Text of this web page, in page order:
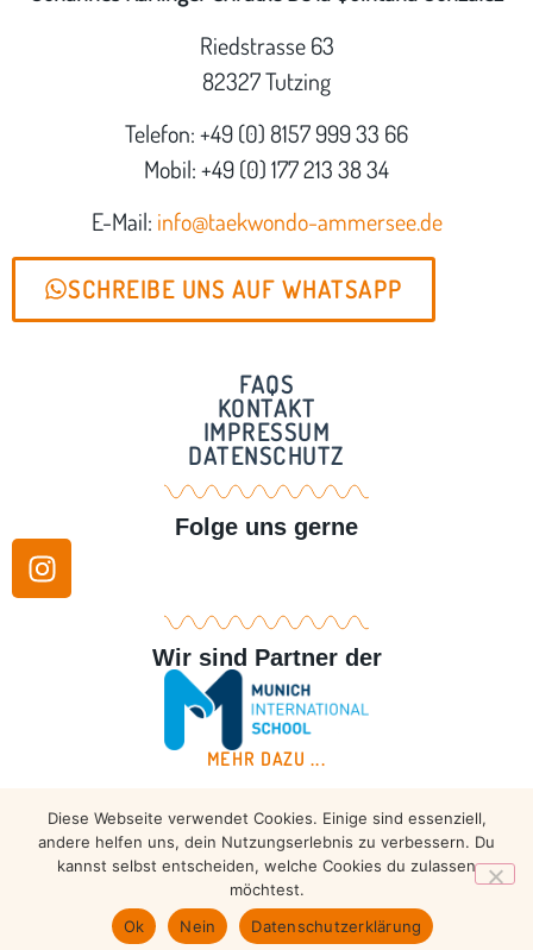
Riedstrasse 63
82327 Tutzing
Telefon: +49 (0) 8157 999 33 66
Mobil: +49 (0) 177 213 38 34
E-Mail: info@taekwondo-ammersee.de
SCHREIBE UNS AUF WHATSAPP
FAQS
KONTAKT
IMPRESSUM
DATENSCHUTZ
Folge uns gerne
Wir sind Partner der
MEHR DAZU ...
Copyright © 2026 – Taekwondo Ammersee | All rights
reserved.
Diese Webseite verwendet Cookies. Einige sind essenziell,
andere helfen uns, dein Nutzungserlebnis zu verbessern. Du
kannst selbst entscheiden, welche Cookies du zulassen
möchtest.
Ok
Nein Datenschutzerklärung